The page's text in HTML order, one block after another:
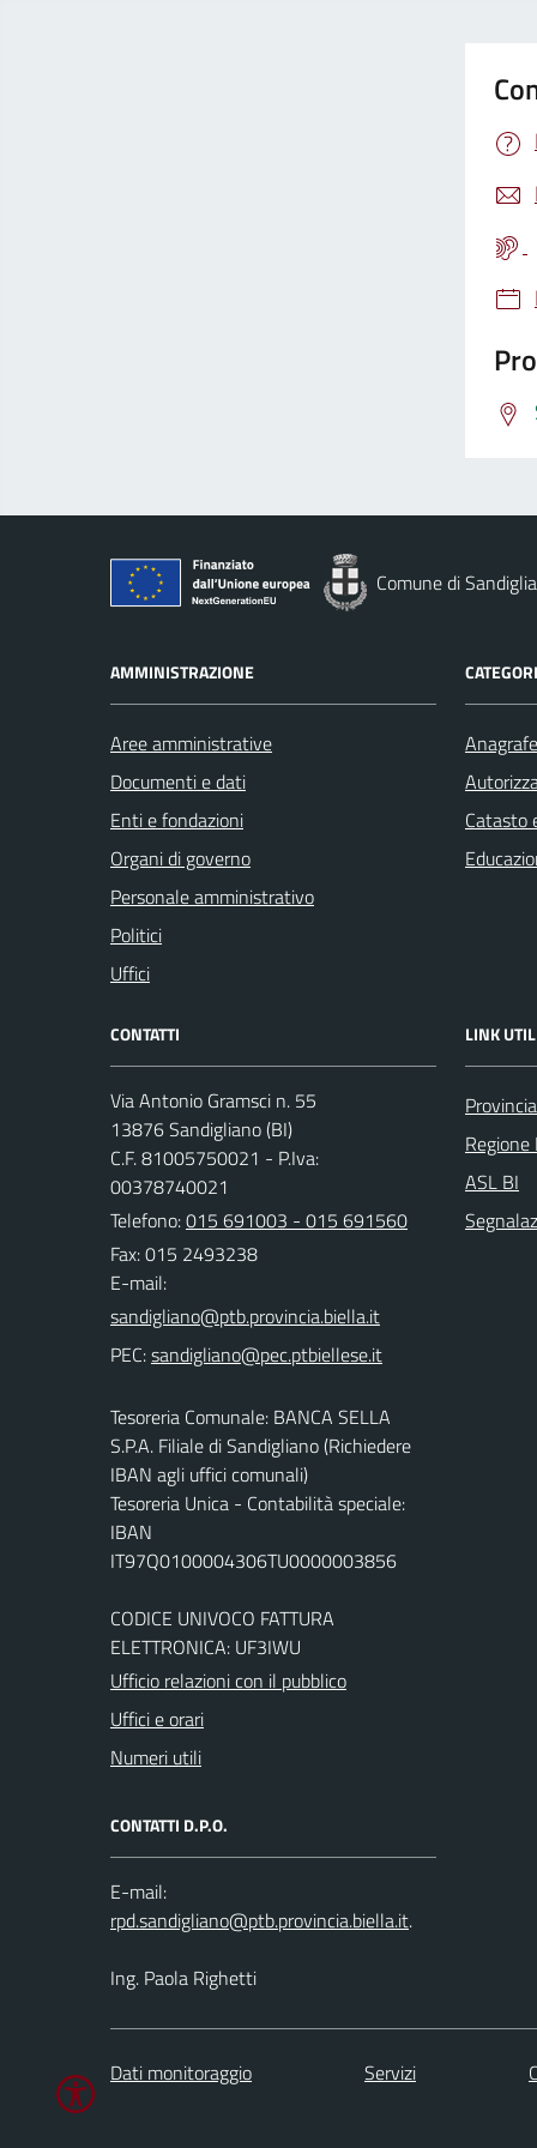
Comune di
AMMINISTRAZIONE
Aree amministrative
Documenti e dati
Enti e fondazioni
Organi di governo
Personale amministrativo
Politici
Uffici
Catasto
CONTATTI
Via Antonio Gramsci n. 55
13876 Sandigliano (BI)
C.F. 81005750021 - P.Iva:
00378740021
Telefono:015 691003 - 015 691560
Fax: 015 2493238
E-mail:
PEC:
Tesoreria Comunale: BANCA SELLA
S.P.A. Filiale di Sandigliano (Richiedere
IBAN agli uffici comunali)
Tesoreria Unica - Contabilità speciale:
IBAN
IT97Q0100004306TU0000003856
CODICE UNIVOCO FATTURA
ELETTRONICA: UF3IWU
Ufficio relazioni con il pubblico
Uffici e orari
Numeri utili
CONTATTI D.P.O.
E-mail:
.
Ing. Paola Righetti
LINK
ASL BI
Dati monitoraggio Servizi